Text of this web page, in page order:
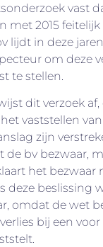
vast
met 2015
lijdt in deze
om deze
te stellen.
dit verzoek
vaststellen
zijn
de bv bezwaar,
het bezwaar
deze beslissing
omdat de wet
bij een